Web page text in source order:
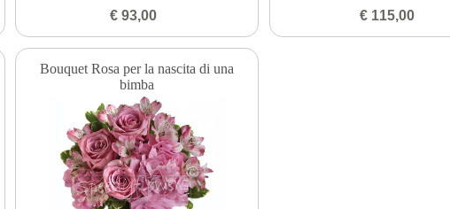
€ 93,00 € 115,00
Bouquet Rosa per la nascita di una
bimba